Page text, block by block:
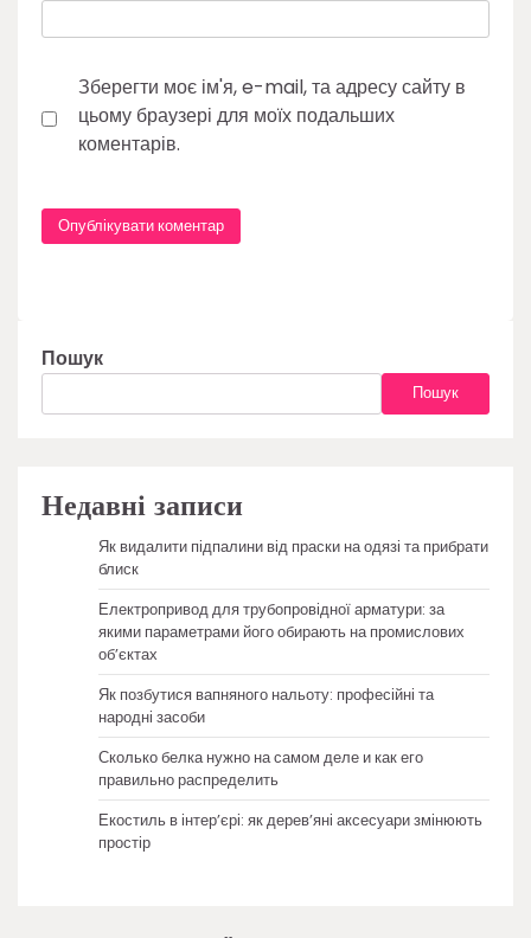
Зберегти моє ім'я, e-mail, та адресу сайту в
цьому браузері для моїх подальших
коментарів.
Пошук
Пошук
Недавні записи
Як видалити підпалини від праски на одязі та прибрати
блиск
Електропривод для трубопровідної арматури: за
якими параметрами його обирають на промислових
об’єктах
Як позбутися вапняного нальоту: професійні та
народні засоби
Сколько белка нужно на самом деле и как его
правильно распределить
Екостиль в інтер’єрі: як дерев’яні аксесуари змінюють
простір